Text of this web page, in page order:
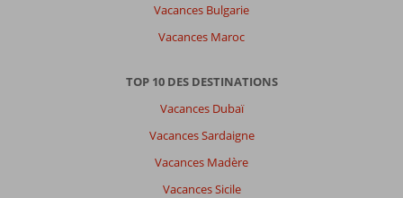
Vacances Bulgarie
Vacances Maroc
TOP 10 DES DESTINATIONS
Vacances Dubaï
Vacances Sardaigne
Vacances Madère
Vacances Sicile